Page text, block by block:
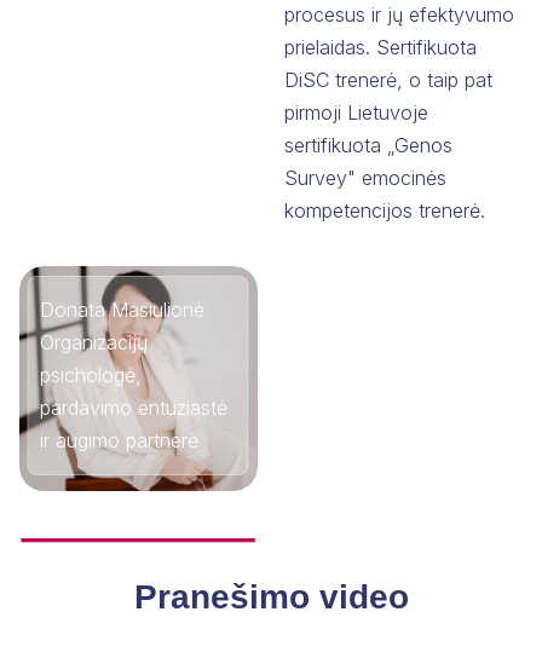
Donata Masiulionė
Organizacijų
psichologė,
pardavimo entuziastė
ir augimo partnerė
procesus ir jų efektyvumo
prielaidas. Sertifikuota
DiSC trenerė, o taip pat
pirmoji Lietuvoje
sertifikuota „Genos
Survey" emocinės
kompetencijos trenerė.
Pranešimo video